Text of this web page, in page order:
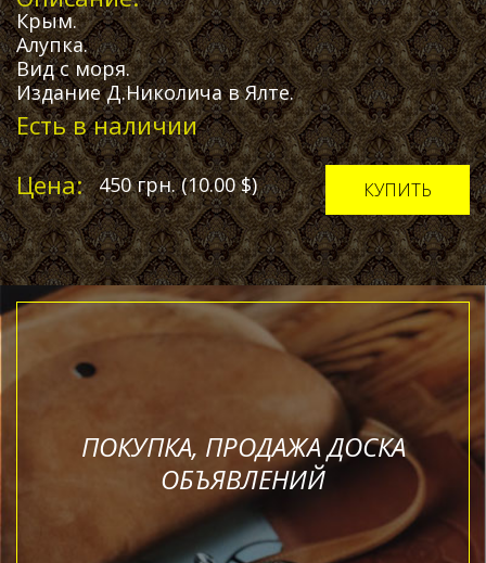
Крым.
Алупка.
Вид с моря.
Издание Д.Николича в Ялте.
Есть в наличии
Цена:
450 грн. (10.00$) КУПИТЬ
ПОКУПКА, ПРОДАЖА ДОСКА
ОБЪЯВЛЕНИЙ